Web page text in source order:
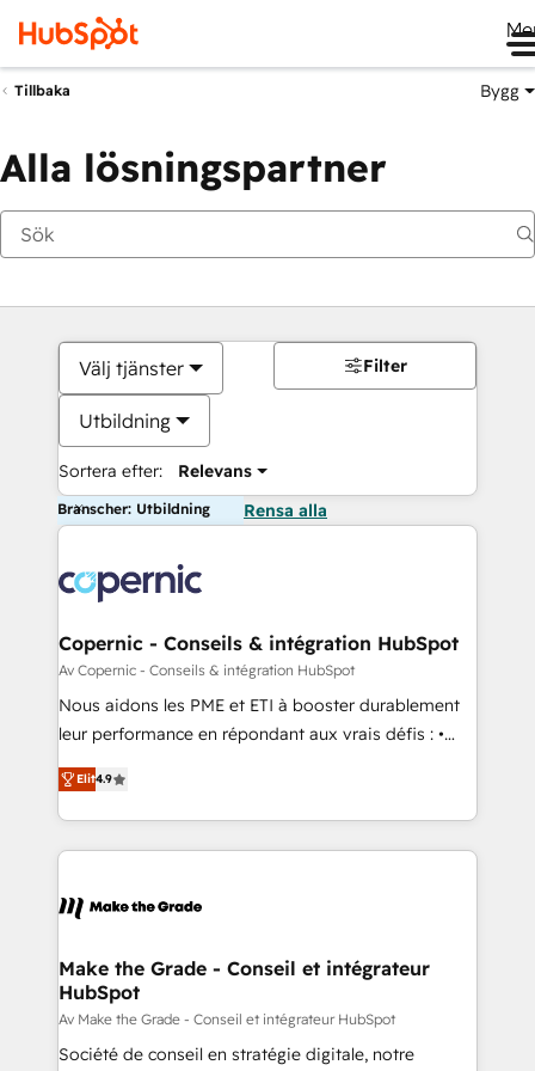
Tillbaka Bygg
Alla lösningspartner
Välj tjänster
Utbildning
Sortera efter: Relevans
Filter
Branscher: Utbildning Rensa alla
Copernic - Conseils & intégration HubSpot
Av Copernic - Conseils & intégration HubSpot
Nous aidons les PME et ETI à booster durablement
leur performance en répondant aux vrais défis : •
Intégration de HubSpot avec d’autres outils (ERP,
téléphonie, etc.) • Alignement des équipes grâce à un
outil et des données partagées • Amélioration de la
collecte et de l’analyse des données pour des
de la productivité des équipes Notre équipe de 30
avec un engagement total, alignant processus
métiers et technologie, et guidant vos équipes à
travers le changement, tout en centrant vos objectifs
d’entreprise. Grâce à une méthodologie éprouvée
Elit4.9
Make the Grade - Conseil et intégrateur
HubSpot
Av Make the Grade - Conseil et intégrateur HubSpot
Société de conseil en stratégie digitale, notre